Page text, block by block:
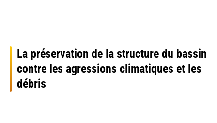
La préservation de la structure du bassin
contre les agressions climatiques et les
débris